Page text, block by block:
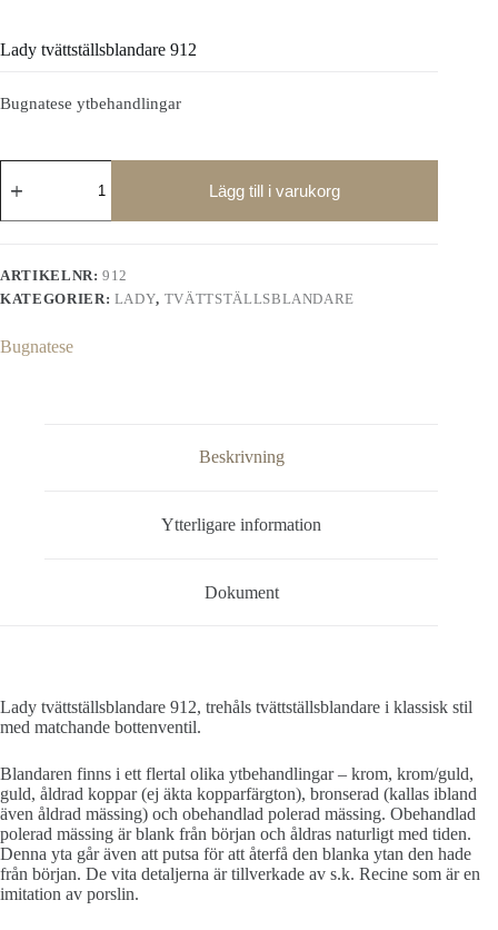
Lady tvättställsblandare 912
Bugnatese ytbehandlingar
Lady
tvättställsblandare
mängd
Lägg till i varukorg
ARTIKELNR:912
KATEGORIER: LADY, TVÄTTSTÄLLSBLANDARE
Bugnatese
Beskrivning
Ytterligare information
Dokument
Lady tvättställsblandare 912, trehåls tvättställsblandare i klassisk stil
med matchande bottenventil.
Blandaren finns i ett flertal olika ytbehandlingar – krom, krom/guld,
guld, åldrad koppar (ej äkta kopparfärgton), bronserad (kallas ibland
även åldrad mässing) och obehandlad polerad mässing. Obehandlad
polerad mässing är blank från början och åldras naturligt med tiden.
Denna yta går även att putsa för att återfå den blanka ytan den hade
från början. De vita detaljerna är tillverkade av s.k. Recine som är en
imitation av porslin.